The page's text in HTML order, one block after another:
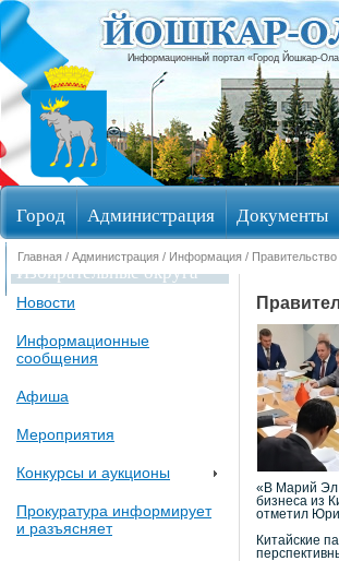
Информационный портал «Город Йошкар-
Город Администрация Документы
Избирательные округа
Главная / Администрация / Информация /
Новости
Информационные
сообщения
Афиша
Мероприятия
Конкурсы и аукционы
Прокуратура информирует
и разъясняет
«В Марий Эл
бизнеса из
отметил
Китайские